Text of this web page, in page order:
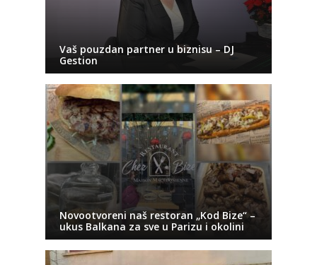
Vaš pouzdan partner u biznisu – DJ
Gestion
Novootvoreni naš restoran „Kod Bize“ –
ukus Balkana za sve u Parizu i okolini